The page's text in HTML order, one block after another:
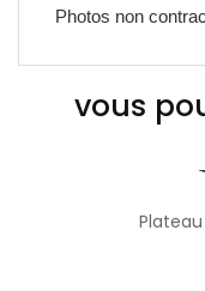
Photos non
vous